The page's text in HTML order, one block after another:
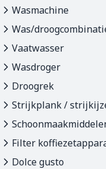
Wasmachine
Was/
Vaatwasser
Wasdroger
Droogrek
Strijkplank /
Filter
Dolce gusto